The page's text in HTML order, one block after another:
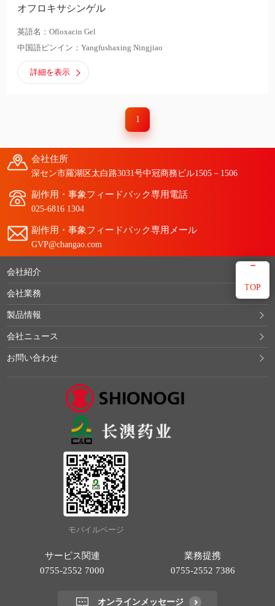
オフロキサシンゲル
英語名：Ofloxacin Gel
中国語ピンイン：Yangfushaxing Ningjiao
詳細を表示
1
会社住所
深セン市羅湖区太白路3031号中冠商務ビル1505－1506
副作用・事象フィードバック専用電話
025-6816 1304
副作用・事象フィードバック専用メール
GVP@changao.com
TOP
会社紹介
会社業務
製品情報
会社ニュース
お問い合わせ
モバイルページ
サービス関連
0755-2552 7000
業務提携
0755-2552 7386
オンラインメッセージ